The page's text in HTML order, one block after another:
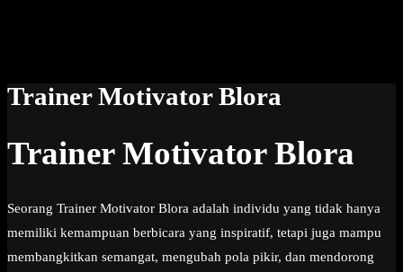
Trainer Motivator Blora
Trainer Motivator Blora
Seorang Trainer Motivator Blora adalah individu yang tidak hanya
memiliki kemampuan berbicara yang inspiratif, tetapi juga mampu
membangkitkan semangat, mengubah pola pikir, dan mendorong